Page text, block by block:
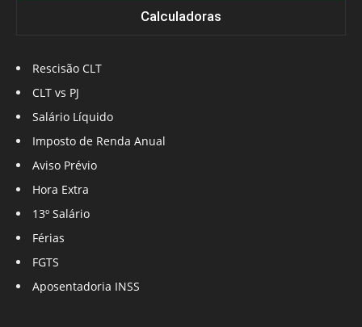
Calculadoras
Rescisão CLT
CLT vs PJ
Salário Líquido
Imposto de Renda Anual
Aviso Prévio
Hora Extra
13º Salário
Férias
FGTS
Aposentadoria INSS